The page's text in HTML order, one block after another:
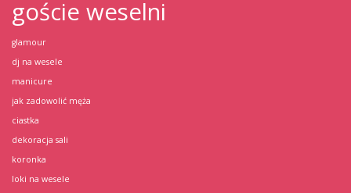
goście weselni
glamour
dj na wesele
manicure
jak zadowolić męża
ciastka
dekoracja sali
koronka
loki na wesele